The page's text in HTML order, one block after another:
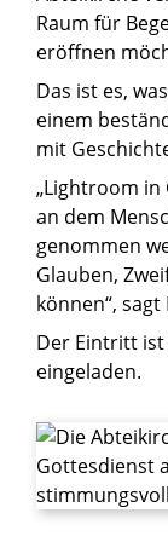
Raum für
eröffnen
Das ist es,
einem
mit
„Lightroom in
an dem
genommen
Glauben,
können“,
Der Eintritt
eingeladen.